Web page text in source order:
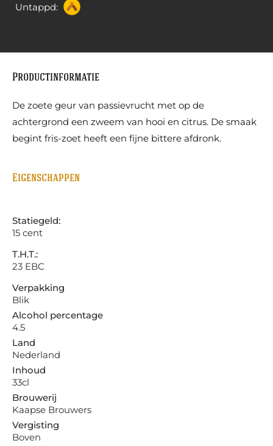
Untappd:
Productinformatie
De zoete geur van passievrucht met op de
achtergrond een zweem van hooi en citrus. De smaak
begint fris-zoet heeft een fijne bittere afdronk.
Eigenschappen
Statiegeld:
15 cent
T.H.T.:
23 EBC
Verpakking
Blik
Alcohol percentage
4.5
Land
Nederland
Inhoud
33cl
Brouwerij
Kaapse Brouwers
Vergisting
Boven